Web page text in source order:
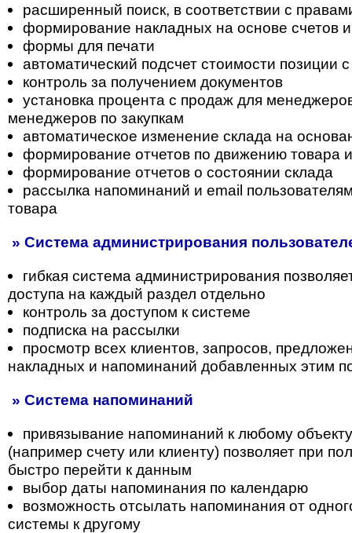
расширенный поиск, в соответствии с
формирование накладных на основе счетов и
формы для печати
автоматический подсчет стоимости позиции
контроль за получением документов
установка процента с продаж для
менеджеров по закупкам
автоматическое изменение склада на
формирование отчетов по движению товара
формирование отчетов о состоянии склада
рассылка напоминаний и email
товара
» Система администрирования
гибкая система администрирования
доступа на каждый раздел отдельно
контроль за доступом к системе
подписка на рассылки
просмотр всех клиентов, запросов,
накладных и напоминаний добавленных этим
» Система напоминаний
привязывание напоминаний к любому
(например счету или клиенту) позволяет при
быстро перейти к данным
выбор даты напоминания по календарю
возможность отсылать напоминания от
системы к другому